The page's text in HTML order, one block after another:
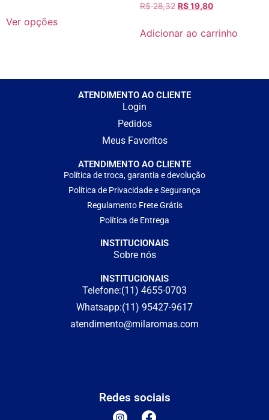
Ver opções
R$28,32 R$19,80
Adicionar ao carrinho
ATENDIMENTO AO CLIENTE
Login
Pedidos
Meus Favoritos
ATENDIMENTO AO CLIENTE
Política de troca, garantia e devolução
Política de Privacidade e Segurança
Regulamento Frete Grátis
Política de Entrega
INSTITUCIONAIS
Sobre nós
INSTITUCIONAIS
Telefone:(11) 4655-0703
Whatsapp:(11) 95427-9617
atendimento@milaromas.com
Redes sociais